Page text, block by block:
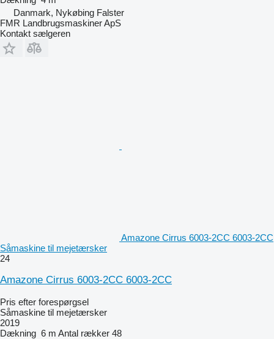
Danmark, Nykøbing Falster
FMR Landbrugsmaskiner ApS
Kontakt sælgeren
Amazone Cirrus 6003-2CC 6003-2CC
Såmaskine til mejetærsker
24
Amazone Cirrus 6003-2CC 6003-2CC
Pris efter forespørgsel
Såmaskine til mejetærsker
2019
Dækning 6 m Antal rækker 48